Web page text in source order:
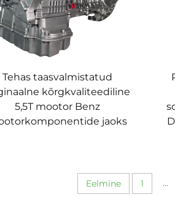
Tehas taasvalmistatud
kõrgkvaliteediline
5,5T mootor Benz
jaoks
Eelmine 1 ...